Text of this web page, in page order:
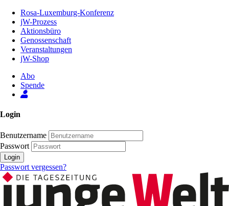
Inhalt
Seite
Rosa-Luxemburg-Konferenz
jW-Prozess
Aktionsbüro
Genossenschaft
Veranstaltungen
jW-Shop
Abo
Spende
Login
Benutzername
Passwort
Login
Passwort vergessen?